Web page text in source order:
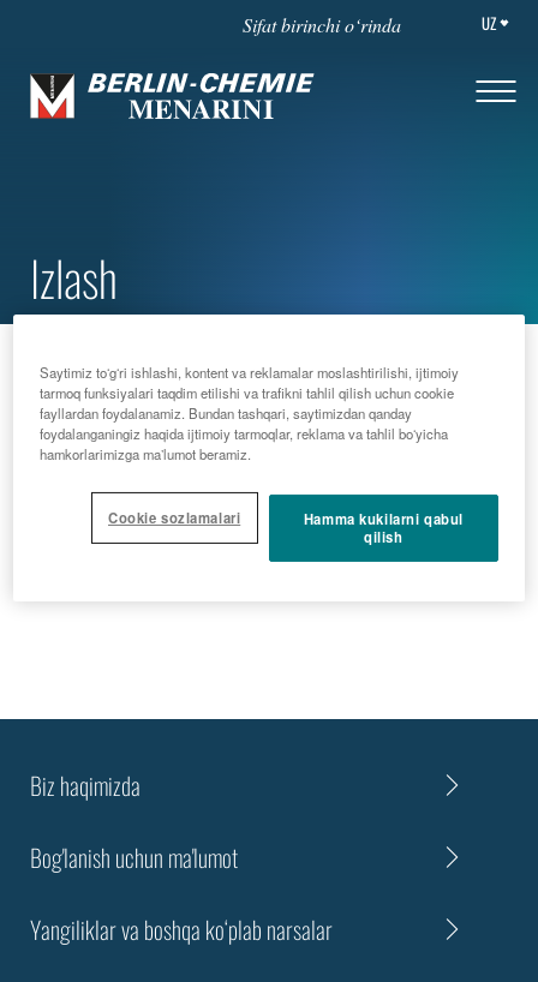
Sifat birinchi o‘rinda UZ
Izlash
Izlash
IZLASH
Biz hаqimizdа
Bog'lanish uchun ma'lumot
Yangiliklar va boshqa ko‘plab narsalar
Saytimiz toʻgʻri ishlashi, kontent va reklamalar moslashtirilishi, ijtimoiy
tarmoq funksiyalari taqdim etilishi va trafikni tahlil qilish uchun cookie
fayllardan foydalanamiz. Bundan tashqari, saytimizdan qanday
foydalanganingiz haqida ijtimoiy tarmoqlar, reklama va tahlil boʻyicha
hamkorlarimizga maʼlumot beramiz.
Cookie sozlamalari
Hamma kukilarni qabul
qilish